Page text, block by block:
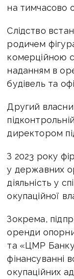
на тимчасово
Слідство
родичем
комерційною
наданням в
будівель та
Другий
директором
З 2023 року
у державних
діяльність у
окупаційної
Зокрема,
оренди
та «ЦМР
фінансуванні
окупаційних